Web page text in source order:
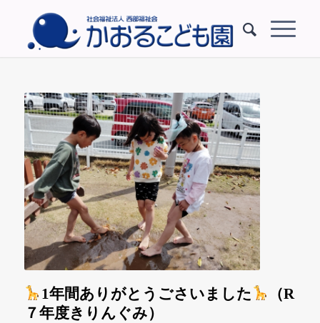
1年間ありがとうごさいました
（R
７年度きりんぐみ）